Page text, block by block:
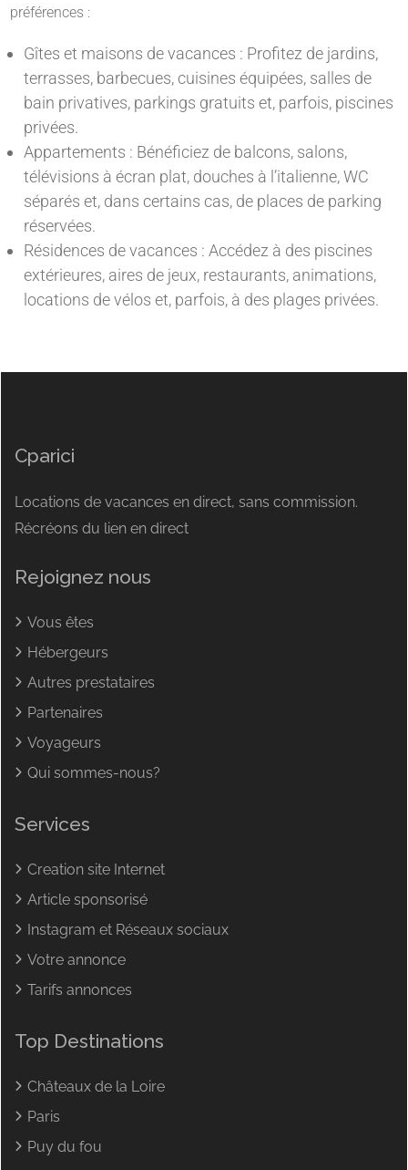
préférences :
Gîtes et maisons de vacances : Profitez de jardins,
terrasses, barbecues, cuisines équipées, salles de
bain privatives, parkings gratuits et, parfois, piscines
privées.
Appartements : Bénéficiez de balcons, salons,
télévisions à écran plat, douches à l’italienne, WC
séparés et, dans certains cas, de places de parking
réservées.
Résidences de vacances : Accédez à des piscines
extérieures, aires de jeux, restaurants, animations,
locations de vélos et, parfois, à des plages privées.
Cparici
Locations de vacances en direct, sans commission.
Récréons du lien en direct
Rejoignez nous
Vous êtes
Hébergeurs
Autres prestataires
Partenaires
Voyageurs
Qui sommes-nous?
Services
Creation site Internet
Article sponsorisé
Instagram et Réseaux sociaux
Votre annonce
Tarifs annonces
Top Destinations
Châteaux de la Loire
Paris
Puy du fou